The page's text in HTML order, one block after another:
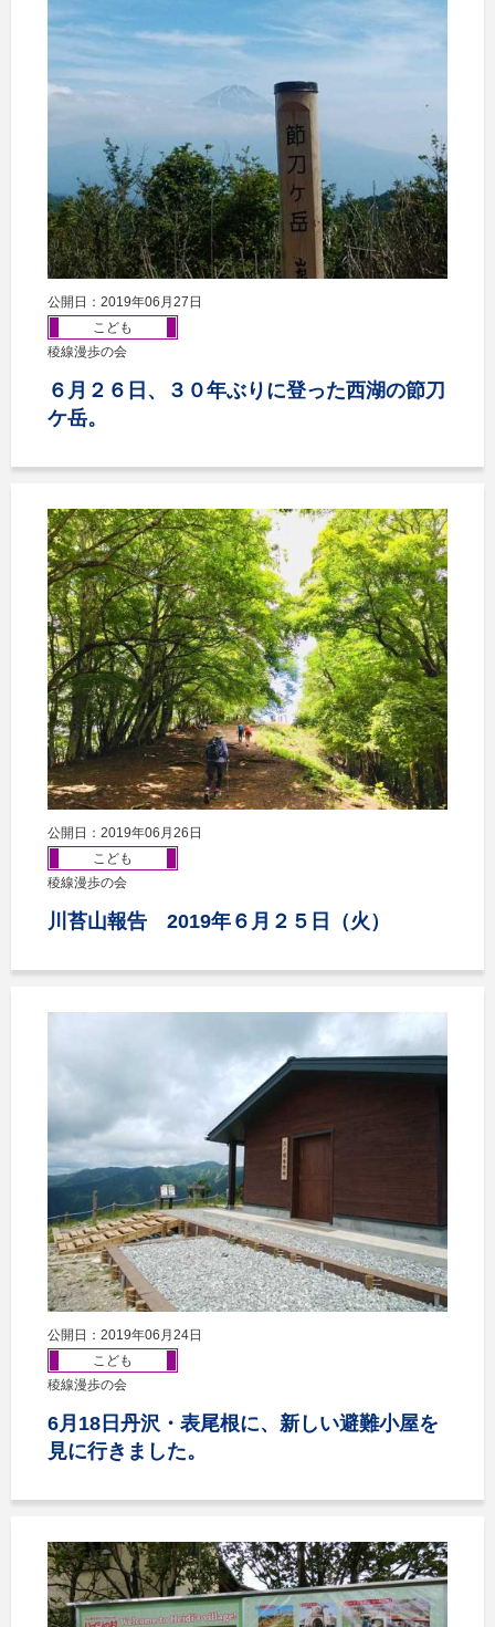
公開日：2019年06月27日
こども
稜線漫歩の会
６月２６日、３０年ぶりに登った西湖の節刀
ケ岳。
公開日：2019年06月26日
こども
稜線漫歩の会
川苔山報告 2019年６月２５日（火）
公開日：2019年06月24日
こども
稜線漫歩の会
6月18日丹沢・表尾根に、新しい避難小屋を
見に行きました。